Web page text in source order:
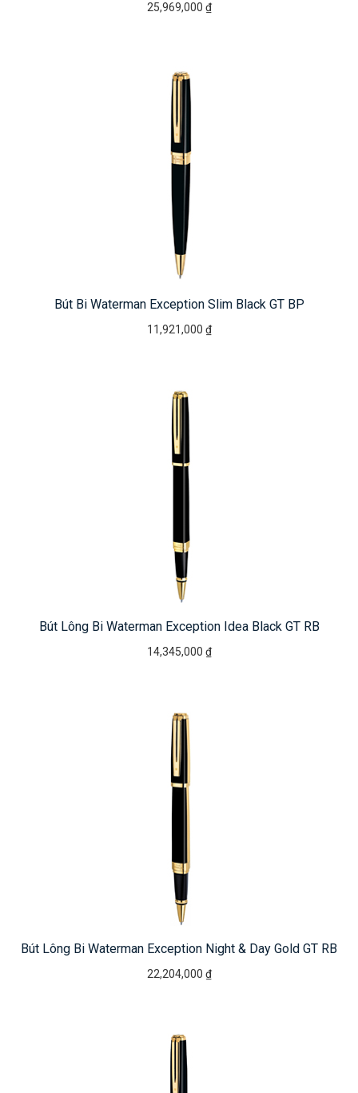
25,969,000 ₫
Bút Bi Waterman Exception Slim Black GT BP
11,921,000 ₫
Bút Lông Bi Waterman Exception Idea Black GT RB
14,345,000 ₫
Bút Lông Bi Waterman Exception Night & Day Gold GT RB
22,204,000 ₫